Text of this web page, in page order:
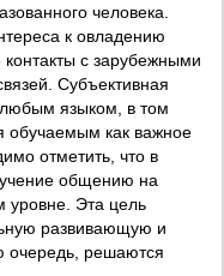
человека.
к овладению
с зарубежными
Субъективная
любым языком, в том
обучаемым как важное
отметить, что в
общению на
уровне. Эта цель
развивающую и
очередь, решаются